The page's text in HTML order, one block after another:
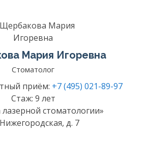
Мария Игоревна
Стоматолог
приём: +7 (495) 021-89-97
Стаж: 9 лет
стоматологии»
д. 7